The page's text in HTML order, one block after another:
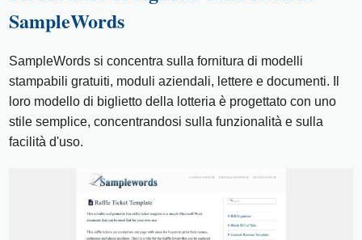
SampleWords
SampleWords si concentra sulla fornitura di modelli
stampabili gratuiti, moduli aziendali, lettere e documenti. Il
loro modello di biglietto della lotteria è progettato con uno
stile semplice, concentrandosi sulla funzionalità e sulla
facilità d'uso.